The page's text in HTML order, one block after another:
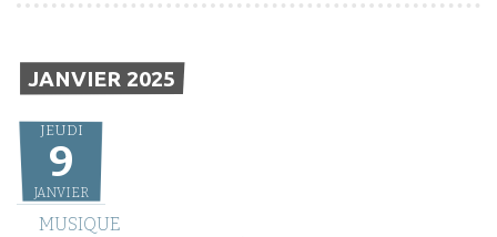
JANVIER 2025
JEUDI
9
JANVIER
MUSIQUE